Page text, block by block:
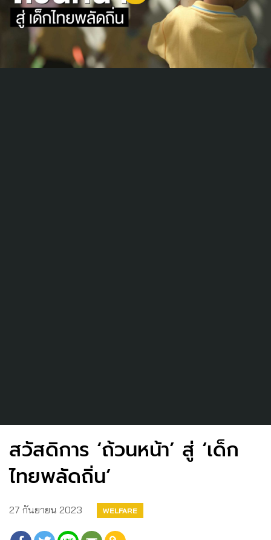
สวัสดิการ ‘ถ้วนหน้า’ สู่ ‘เด็ก
ไทยพลัดถิ่น’
27 กันยายน 2023 WELFARE